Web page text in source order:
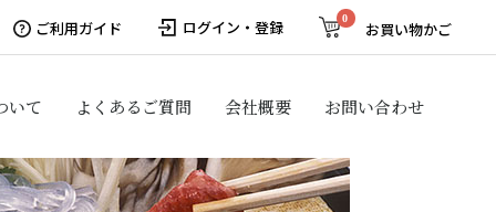
ご利用ガイド ログイン・登録 0
お買い物かご
いて よくあるご質問 会社概要 お問い合わせ